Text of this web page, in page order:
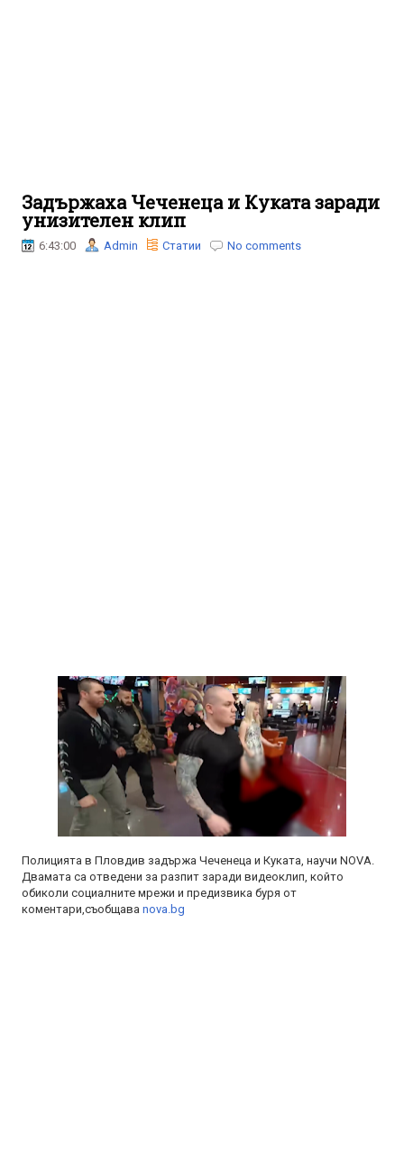
Задържаха Чеченеца и Куката заради
унизителен клип
6:43:00 Admin Статии No comments
Полицията в Пловдив задържа Чеченеца и Куката, научи NOVA.
Двамата са отведени за разпит заради видеоклип, който
обиколи социалните мрежи и предизвика буря от
коментари,съобщава nova.bg